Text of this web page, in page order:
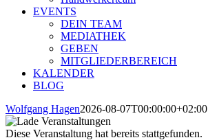
EVENTS
DEIN TEAM
MEDIATHEK
GEBEN
MITGLIEDERBEREICH
KALENDER
BLOG
Wolfgang Hagen2026-08-07T00:00:00+02:00
Diese Veranstaltung hat bereits stattgefunden.